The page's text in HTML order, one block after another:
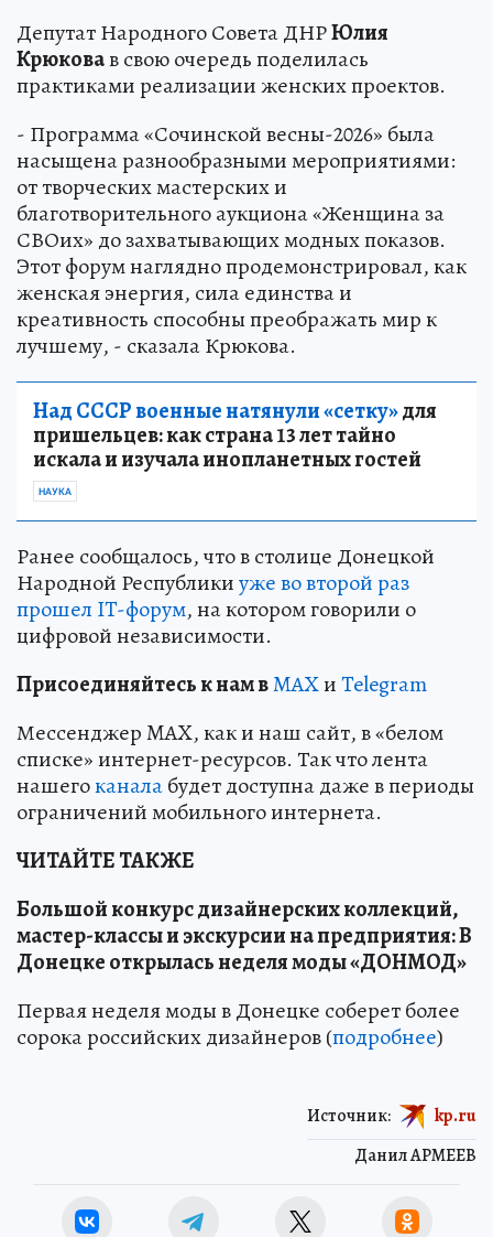
Депутат Народного Совета ДНРЮлия
Крюковав свою очередь поделилась
практиками реализации женских проектов.
- Программа «Сочинской весны-2026» была
насыщена разнообразными мероприятиями:
от творческих мастерских и
благотворительного аукциона «Женщина за
СВОих» до захватывающих модных показов.
Этот форум наглядно продемонстрировал, как
женская энергия, сила единства и
креативность способны преображать мир к
лучшему, - сказала Крюкова.
Над СССР военные натянули «сетку»для
пришельцев: как страна 13 лет тайно
искала и изучала инопланетных гостей
НАУКА
Ранее сообщалось, что в столице Донецкой
Народной Республикиуже во второй раз
прошел IT-форум, на котором говорили о
цифровой независимости.
Присоединяйтесь к нам вMAXиTelegram
Мессенджер MAX, как и наш сайт, в «белом
списке» интернет-ресурсов. Так что лента
нашегоканалабудет доступна даже в периоды
ограничений мобильного интернета.
ЧИТАЙТЕ ТАКЖЕ
Большой конкурс дизайнерских коллекций,
мастер-классы и экскурсии на предприятия: В
Донецке открылась неделя моды «ДОНМОД»
Первая неделя моды в Донецке соберет более
сорока российских дизайнеров (подробнее)
Данил АРМЕЕВ
Источник: kp.ru